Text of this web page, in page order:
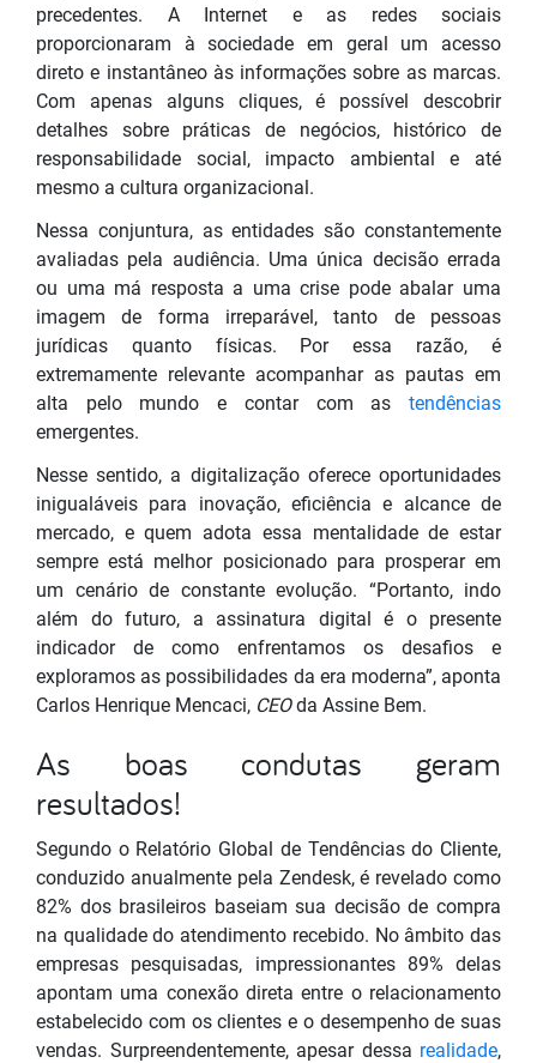
precedentes. A Internet e as redes sociais
proporcionaram à sociedade em geral um acesso
direto e instantâneo às informações sobre as marcas.
Com apenas alguns cliques, é possível descobrir
detalhes sobre práticas de negócios, histórico de
responsabilidade social, impacto ambiental e até
mesmo a cultura organizacional.
Nessa conjuntura, as entidades são constantemente
avaliadas pela audiência. Uma única decisão errada
ou uma má resposta a uma crise pode abalar uma
imagem de forma irreparável, tanto de pessoas
jurídicas quanto físicas. Por essa razão, é
extremamente relevante acompanhar as pautas em
alta pelo mundo e contar com as tendências
emergentes.
Nesse sentido, a digitalização oferece oportunidades
inigualáveis para inovação, eficiência e alcance de
mercado, e quem adota essa mentalidade de estar
sempre está melhor posicionado para prosperar em
um cenário de constante evolução. “Portanto, indo
além do futuro, a assinatura digital é o presente
indicador de como enfrentamos os desafios e
exploramos as possibilidades da era moderna”, aponta
Carlos Henrique Mencaci, CEOda Assine Bem.
As boas condutas geram
resultados!
Segundo o Relatório Global de Tendências do Cliente,
conduzido anualmente pela Zendesk, é revelado como
82% dos brasileiros baseiam sua decisão de compra
na qualidade do atendimento recebido. No âmbito das
empresas pesquisadas, impressionantes 89% delas
apontam uma conexão direta entre o relacionamento
estabelecido com os clientes e o desempenho de suas
vendas. Surpreendentemente, apesar dessa realidade,